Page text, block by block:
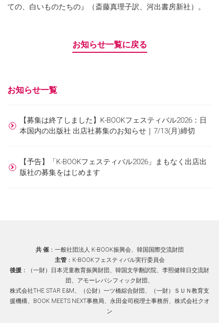
ての、白いものたちの』（斎藤真理子訳、河出書房新社）。
お知らせ一覧に戻る
お知らせ⼀覧
【募集は終了しました】K-BOOKフェスティバル2026：日
本国内の出版社 出店社募集のお知らせ｜7/13(月)締切
【予告】「K-BOOKフェスティバル2026」まもなく出店出
版社の募集をはじめます
共 催：⼀般社団法⼈ K-BOOK振興会、韓国国際交流財団
主管：K-BOOKフェスティバル実⾏委員会
後援 ：（一財）⽇本児童教育振興財団、韓国⽂学翻訳院、李熙健韓日交流財
団、アモーレパシフィック財団、
株式会社THE STAR E&M、（公財）一ツ橋綜合財団、（一財）ＳＵＮ教育支
援機構、BOOK MEETS NEXT事務局、 永田金司税理士事務所、株式会社クオ
ン